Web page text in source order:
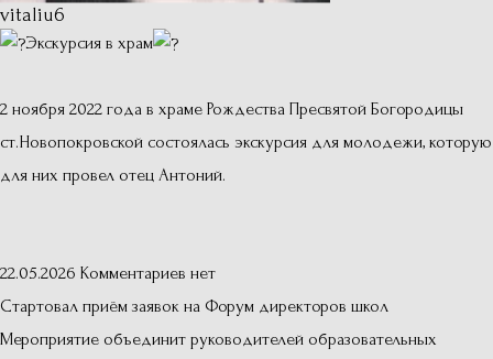
vitaliu6
Экскурсия в храм
2 ноября 2022 года в храме Рождества Пресвятой Богородицы
ст.Новопокровской состоялась экскурсия для молодежи, которую
для них провел отец Антоний.
22.05.2026 Комментариев нет
Стартовал приём заявок на Форум директоров школ
Мероприятие объединит руководителей образовательных